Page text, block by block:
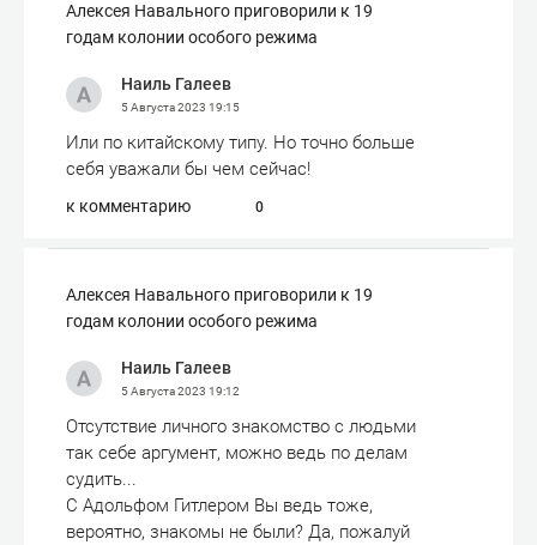
Алексея Навального приговорили к 19
годам колонии особого режима
Наиль Галеев
5 Августа 2023 19:15
Или по китайскому типу. Но точно больше
себя уважали бы чем сейчас!
к комментарию 0
Алексея Навального приговорили к 19
годам колонии особого режима
Наиль Галеев
5 Августа 2023 19:12
Отсутствие личного знакомство с людьми
так себе аргумент, можно ведь по делам
судить...
С Адольфом Гитлером Вы ведь тоже,
вероятно, знакомы не были? Да, пожалуй